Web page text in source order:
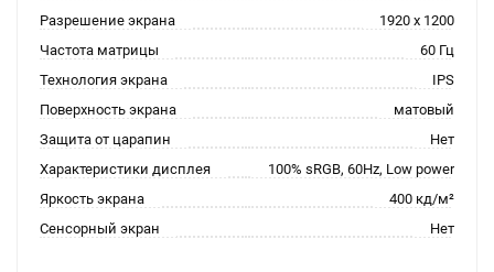
Разрешение экрана
1920 x 1200
Частота матрицы
60 Гц
Технология экрана
IPS
Поверхность экрана
матовый
Защита от царапин
Нет
Характеристики дисплея
100% sRGB, 60Hz, Low power
Яркость экрана
400 кд/м²
Сенсорный экран
Нет